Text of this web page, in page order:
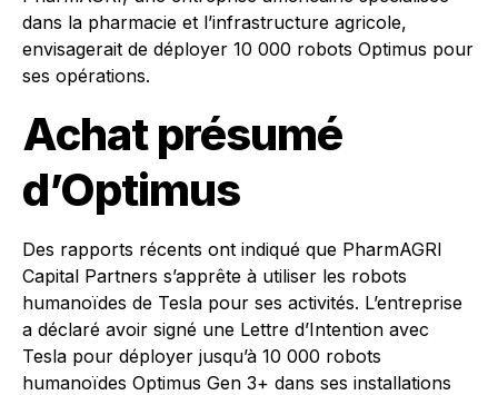
dans la pharmacie et l’infrastructure agricole,
envisagerait de déployer 10 000 robots Optimus pour
ses opérations.
Achat présumé
d’Optimus
Des rapports récents ont indiqué que PharmAGRI
Capital Partners s’apprête à utiliser les robots
humanoïdes de Tesla pour ses activités. L’entreprise
a déclaré avoir signé une Lettre d’Intention avec
Tesla pour déployer jusqu’à 10 000 robots
humanoïdes Optimus Gen 3+ dans ses installations